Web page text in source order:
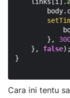
    links[i].
        body.
        },
    },
false);
}
Cara ini tentu